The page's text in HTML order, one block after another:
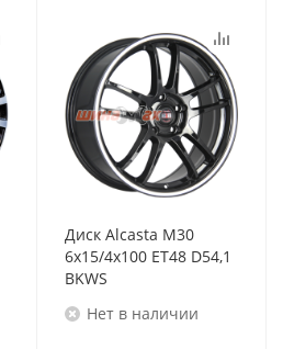
Диск Alcasta M30
6x15/4x100 ET48 D54,1
BKWS
Нет в наличии